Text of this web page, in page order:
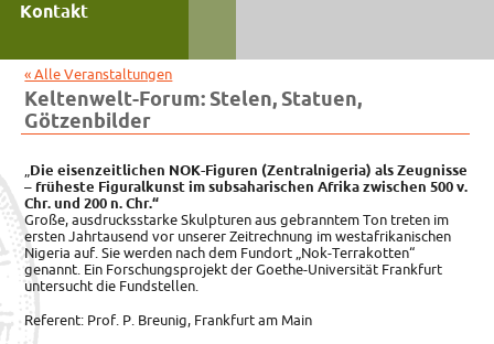
Kontakt
« Alle Veranstaltungen
Keltenwelt-Forum: Stelen, Statuen,
Götzenbilder
Die eisenzeitlichen NOK-Figuren (Zentralnigeria) als Zeugnisse
– früheste Figuralkunst im subsaharischen Afrika zwischen 500 v.
Chr. und 200 n. Chr.“
Große, ausdrucksstarke Skulpturen aus gebranntem Ton treten im
ersten Jahrtausend vor unserer Zeitrechnung im westafrikanischen
Nigeria auf. Sie werden nach dem Fundort „Nok-Terrakotten“
genannt. Ein Forschungsprojekt der Goethe-Universität Frankfurt
untersucht die Fundstellen.
Referent: Prof. P. Breunig, Frankfurt am Main